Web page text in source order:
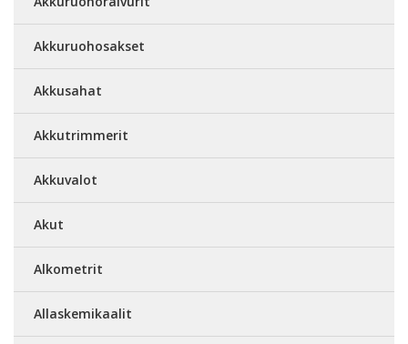
Akkuruohosakset
Akkusahat
Akkutrimmerit
Akkuvalot
Akut
Alkometrit
Allaskemikaalit